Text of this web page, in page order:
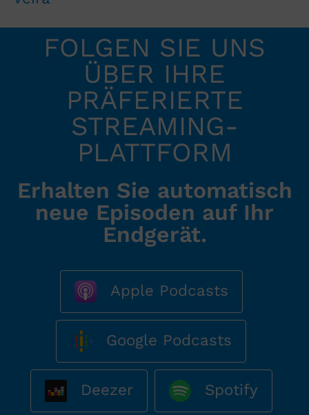
FOLGEN SIE UNS
ÜBER IHRE
PRÄFERIERTE
STREAMING-
PLATTFORM
Erhalten Sie automatisch
neue Episoden auf Ihr
Endgerät.
Apple Podcasts
Google Podcasts
Deezer Spotify